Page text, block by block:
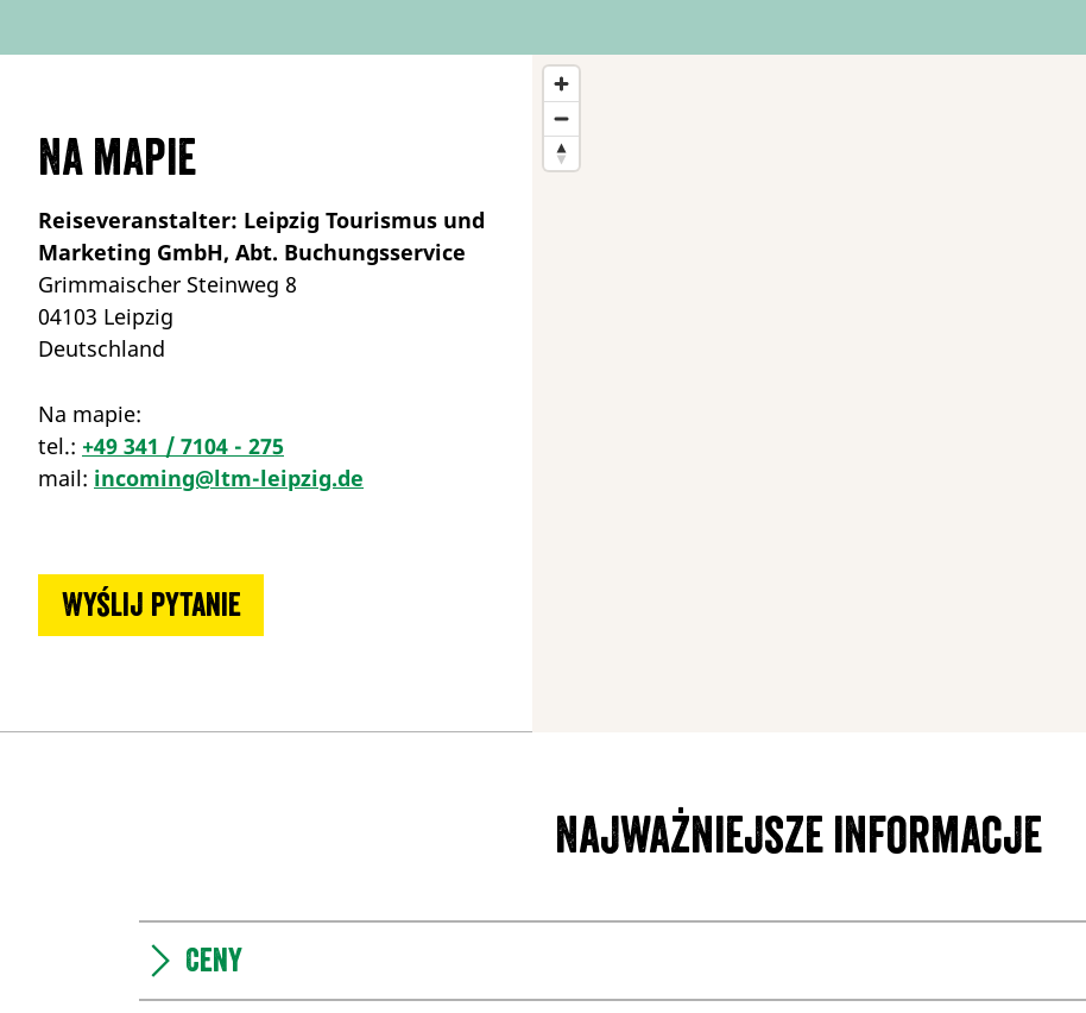
Na mapie
Reiseveranstalter: Leipzig Tourismus und
Marketing GmbH, Abt. Buchungsservice
Grimmaischer Steinweg 8
04103 Leipzig
Deutschland
Na mapie:
tel.: +49 341 / 7104 - 275
mail: incoming@ltm-leipzig.de
Wyślij pytanie
Najważniejsze informacje
Ceny